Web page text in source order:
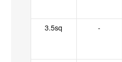
3.5sq -